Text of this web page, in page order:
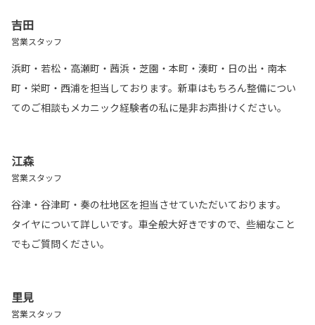
吉田
営業スタッフ
浜町・若松・高瀬町・茜浜・芝園・本町・湊町・日の出・南本
町・栄町・西浦を担当しております。新車はもちろん整備につい
てのご相談もメカニック経験者の私に是非お声掛けください。
江森
営業スタッフ
谷津・谷津町・奏の杜地区を担当させていただいております。
タイヤについて詳しいです。車全般大好きですので、些細なこと
でもご質問ください。
里見
営業スタッフ